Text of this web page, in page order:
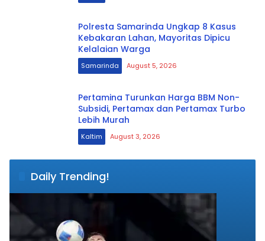
Polresta Samarinda Ungkap 8 Kasus
Kebakaran Lahan, Mayoritas Dipicu
Kelalaian Warga
Samarinda August 5, 2026
Pertamina Turunkan Harga BBM Non-
Subsidi, Pertamax dan Pertamax Turbo
Lebih Murah
Kaltim August 3, 2026
Daily Trending!